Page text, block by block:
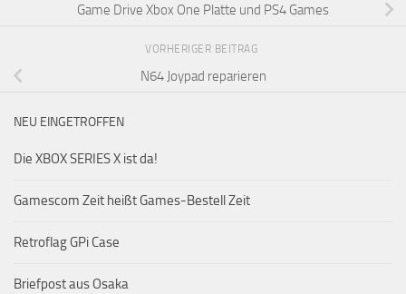
Game Drive Xbox One Platte und PS4 Games
VORHERIGER BEITRAG
N64 Joypad reparieren
NEU EINGETROFFEN
Die XBOX SERIES X ist da!
Gamescom Zeit heißt Games-Bestell Zeit
Retroflag GPi Case
Briefpost aus Osaka